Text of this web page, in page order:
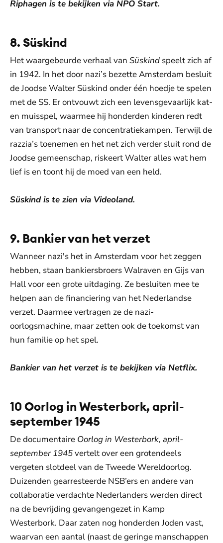
Riphagen is te bekijken via NPO Start.
8. Süskind
Het waargebeurde verhaal van Süskind speelt zich af
in 1942. In het door nazi’s bezette Amsterdam besluit
de Joodse Walter Süskind onder één hoedje te spelen
met de SS. Er ontvouwt zich een levensgevaarlijk kat-
en muisspel, waarmee hij honderden kinderen redt
van transport naar de concentratiekampen. Terwijl de
razzia’s toenemen en het net zich verder sluit rond de
Joodse gemeenschap, riskeert Walter alles wat hem
lief is en toont hij de moed van een held.
Süskind is te zien via Videoland.
9. Bankier van het verzet
Wanneer nazi's het in Amsterdam voor het zeggen
hebben, staan bankiersbroers Walraven en Gijs van
Hall voor een grote uitdaging. Ze besluiten mee te
helpen aan de financiering van het Nederlandse
verzet. Daarmee vertragen ze de nazi-
oorlogsmachine, maar zetten ook de toekomst van
hun familie op het spel.
Bankier van het verzet is te bekijken via Netflix.
10 Oorlog in Westerbork, april-
september 1945
De documentaire Oorlog in Westerbork, april-
september 1945vertelt over een grotendeels
vergeten slotdeel van de Tweede Wereldoorlog.
Duizenden gearresteerde NSB’ers en andere van
collaboratie verdachte Nederlanders werden direct
na de bevrijding gevangengezet in Kamp
Westerbork. Daar zaten nog honderden Joden vast,
waarvan een aantal (naast de geringe manschappen